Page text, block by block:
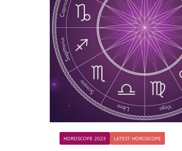
HOROSCOPE 2023 LATEST HOROSCOPE